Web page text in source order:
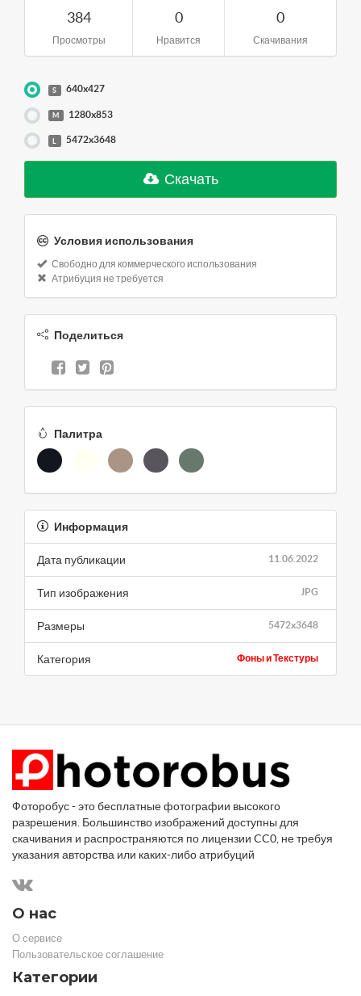
384
Просмотры
0
Нравится
0
Скачивания
S 640x427
M 1280x853
L 5472x3648
Скачать
Условия использования
Свободно для коммерческого использования
Атрибуция не требуется
Поделиться
Палитра
Информация
11.06.2022
Дата публикации
JPG
Тип изображения
5472x3648
Размеры
Фоны и Текстуры
Категория
Фоторобус - это бесплатные фотографии высокого
разрешения. Большинство изображений доступны для
скачивания и распространяются по лицензии CC0, не требуя
указания авторства или каких-либо атрибуций
О нас
О сервисе
Пользовательское соглашение
Категории